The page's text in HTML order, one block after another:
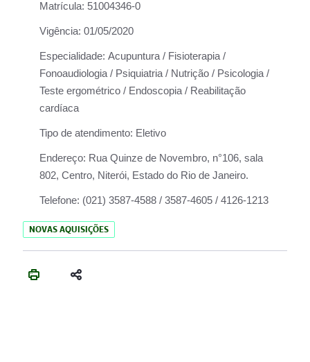
Matrícula: 51004346-0
Vigência: 01/05/2020
Especialidade: Acupuntura / Fisioterapia /
Fonoaudiologia / Psiquiatria / Nutrição / Psicologia /
Teste ergométrico / Endoscopia / Reabilitação
cardíaca
Tipo de atendimento: Eletivo
Endereço: Rua Quinze de Novembro, n°106, sala
802, Centro, Niterói, Estado do Rio de Janeiro.
Telefone: (021) 3587-4588 / 3587-4605 / 4126-1213
NOVAS AQUISIÇÕES